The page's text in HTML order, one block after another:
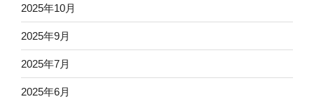
2025年10月
2025年9月
2025年7月
2025年6月